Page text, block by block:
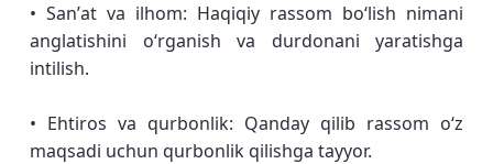
• Sanʼat va ilhom: Haqiqiy rassom boʻlish nimani
anglatishini oʻrganish va durdonani yaratishga
intilish.
• Ehtiros va qurbonlik: Qanday qilib rassom oʻz
maqsadi uchun qurbonlik qilishga tayyor.